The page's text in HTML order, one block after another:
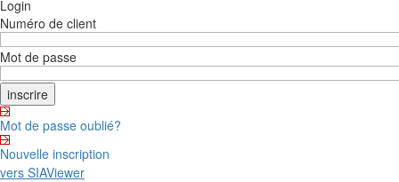
Login
Numéro de client
Mot de passe
Mot de passe oublié?
Nouvelle inscription
vers SIAViewer